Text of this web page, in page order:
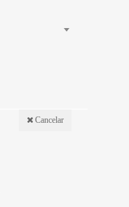
Cancelar